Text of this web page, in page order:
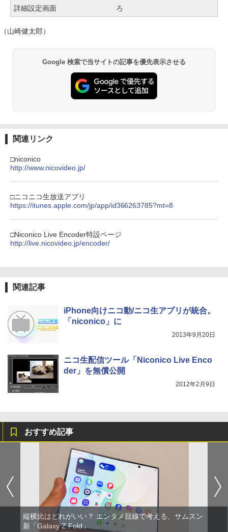
詳細設定画面 ろ
（山崎健太郎）
Google 検索で当サイトの記事を優先表示させる
関連リンク
□niconico
http://www.nicovideo.jp/
□ニコニコ生放送アプリ
https://itunes.apple.com/jp/app/id366263785?mt=8
□Niconico Live Encoder特設ページ
http://live.nicovideo.jp/encoder/
関連記事
iPhone向けニコ動/ニコ生アプリが統合。
「niconico」に
2013年9月20日
ニコ生配信ツール「Niconico Live Enco
der」を無償公開
2012年2月9日
おすすめ記事
縦横比はどれがいい？ エンタメ目線で考える、サムスン
新「Galaxy Z Fold」